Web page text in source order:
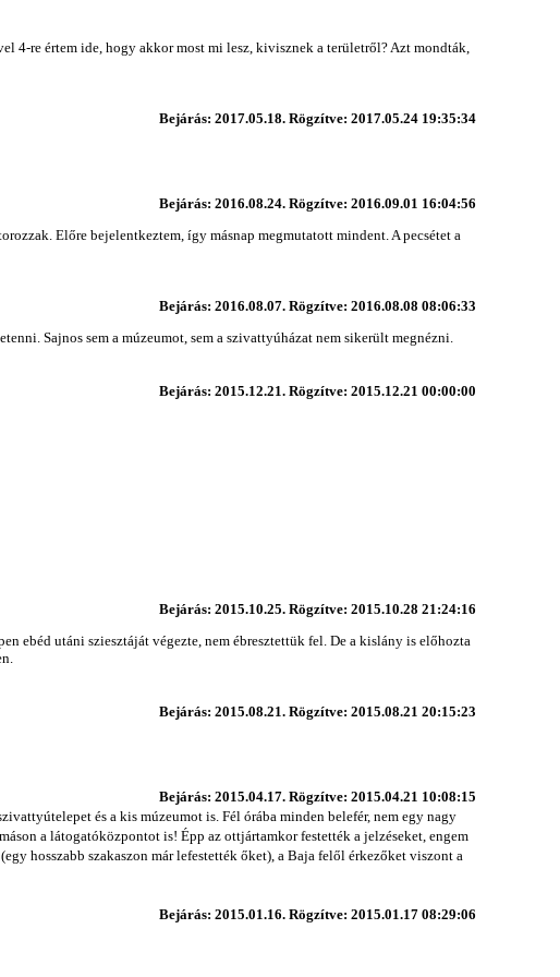
4-re értem ide, hogy akkor most mi lesz, kivisznek a területről? Azt mondták,
Bejárás: 2017.05.18. Rögzítve: 2017.05.24 19:35:34
Bejárás: 2016.08.24. Rögzítve: 2016.09.01 16:04:56
Előre bejelentkeztem, így másnap megmutatott mindent. A pecsétet a
Bejárás: 2016.08.07. Rögzítve: 2016.08.08 08:06:33
Sajnos sem a múzeumot, sem a szivattyúházat nem sikerült megnézni.
Bejárás: 2015.12.21. Rögzítve: 2015.12.21 00:00:00
Bejárás: 2015.10.25. Rögzítve: 2015.10.28 21:24:16
ebéd utáni sziesztáját végezte, nem ébresztettük fel. De a kislány is előhozta
Bejárás: 2015.08.21. Rögzítve: 2015.08.21 20:15:23
Bejárás: 2015.04.17. Rögzítve: 2015.04.21 10:08:15
és a kis múzeumot is. Fél órába minden belefér, nem egy nagy
a látogatóközpontot is! Épp az ottjártamkor festették a jelzéseket, engem
hosszabb szakaszon már lefestették őket), a Baja felől érkezőket viszont a
Bejárás: 2015.01.16. Rögzítve: 2015.01.17 08:29:06